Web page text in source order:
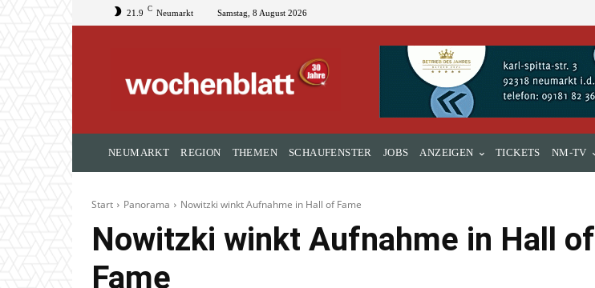
21.9 C Neumarkt Samstag, 8 August 2026
NEUMARKT REGION THEMEN SCHAUFENSTER JOBS ANZEIGEN TICKETS NM-TV
Start Panorama Nowitzki winkt Aufnahme in Hall of Fame
Nowitzki winkt Aufnahme in Hall of
Fame